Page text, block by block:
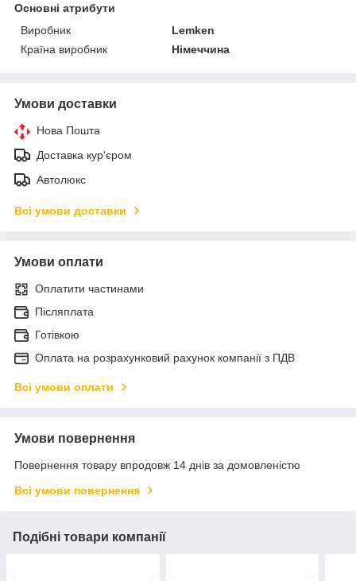
Основні атрибути
Виробник
Lemken
Країна виробник
Німеччина
Умови доставки
Нова Пошта
Доставка кур'єром
Автолюкс
Всі умови доставки
Умови оплати
Оплатити частинами
Післяплата
Готівкою
Оплата на розрахунковий рахунок компанії з ПДВ
Всі умови оплати
Умови повернення
Повернення товару впродовж 14 днів за домовленістю
Всі умови повернення
Подібні товари компанії